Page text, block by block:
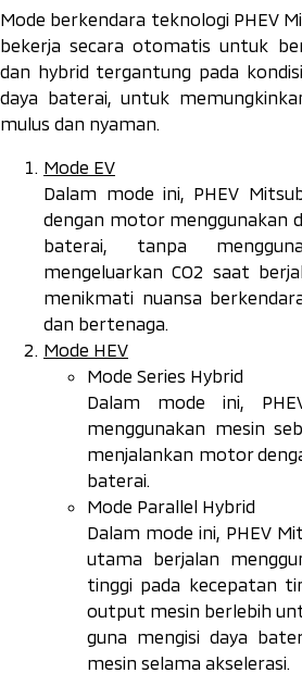
Mode berkendara teknologi PHEV
bekerja secara otomatis untuk
dan hybrid tergantung pada
daya baterai, untuk
mulus dan nyaman.
Mode EV
Dalam mode ini, PHEV
dengan motor menggunakan
baterai, tanpa
mengeluarkan CO2 saat
menikmati nuansa
dan bertenaga.
Mode HEV
Mode Series Hybrid
Dalam mode ini,
menggunakan mesin
menjalankan motor
baterai.
Mode Parallel Hybrid
Dalam mode ini, PHEV
utama berjalan
tinggi pada kecepatan
output mesin berlebih
guna mengisi daya
mesin selama akselerasi.